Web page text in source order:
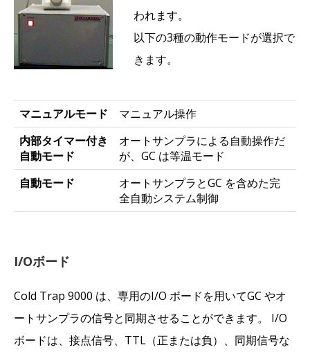
われます。
以下の3種の動作モードが選択で
きます。
マニュアルモード
マニュアル操作
内部タイマー付き
自動モード
オートサンプラによる自動操作だ
が、GC は等温モード
自動モード
オートサンプラとGC を含めた完
全自動システム制御
I/Oボード
Cold Trap 9000 は、専用のI/O ボードを用いてGC やオ
ートサンプラの信号と同期させることができます。 I/O
ボードは、接点信号、TTL（正または負）、同期信号な